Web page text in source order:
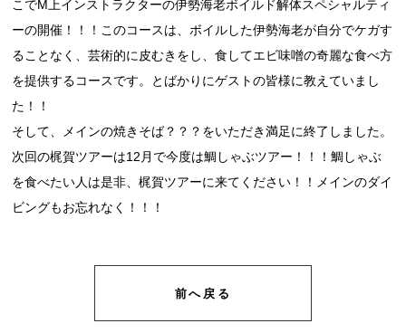
こでM上インストラクターの伊勢海老ボイルド解体スペシャルティ
ーの開催！！！このコースは、ボイルした伊勢海老が自分でケガす
ることなく、芸術的に皮むきをし、食してエビ味噌の奇麗な食べ方
を提供するコースです。とばかりにゲストの皆様に教えていまし
た！！
そして、メインの焼きそば？？？をいただき満足に終了しました。
次回の梶賀ツアーは12月で今度は鯛しゃぶツアー！！！鯛しゃぶ
を食べたい人は是非、梶賀ツアーに来てください！！メインのダイ
ビングもお忘れなく！！！
前へ戻る